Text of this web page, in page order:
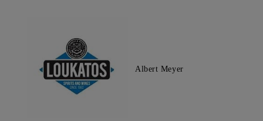
Albert Meyer